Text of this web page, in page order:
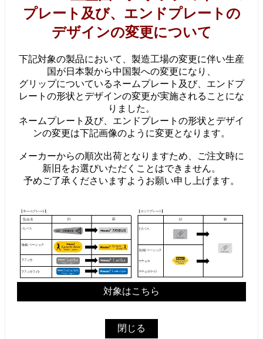
プレート及び、エンドプレートの
デザインの変更について
下記対象の製品において、製造工場の変更に伴い生産
国が日本製から中国製への変更になり、
グリップについているネームプレート及び、エンドプ
レートの形状とデザインの変更が実施されることにな
りました。
ネームプレート及び、エンドプレートの形状とデザイ
ンの変更は下記画像のように変更となります。
メーカーからの順次出荷となりますため、ご注文時に
新旧をお選びいただくことはできません。
予めご了承くださいますようお願い申し上げます。
対象はこちら
閉じる